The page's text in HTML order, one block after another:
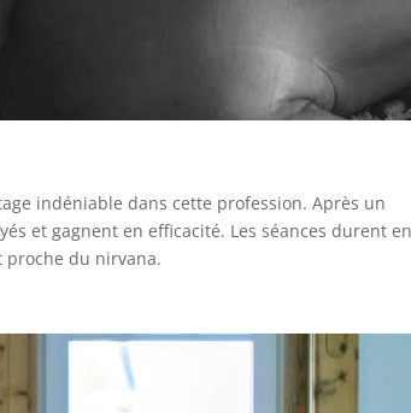
indéniable dans cette profession. Après un
et gagnent en efficacité. Les séances durent
proche du nirvana.